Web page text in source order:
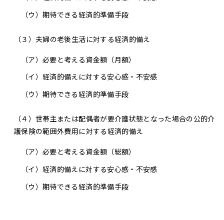
（ウ）期待できる経済的準備手段
（３）夫婦の老後生活に対する経済的備え
（ア）必要と考える資金額（月額）
（イ）経済的備えに対する安心感・不安感
（ウ）期待できる経済的準備手段
（４）世帯主または配偶者が要介護状態となった場合の公的介
護保険の範囲外費用に対する経済的備え
（ア）必要と考える資金額（総額）
（イ）経済的備えに対する安心感・不安感
（ウ）期待できる経済的準備手段